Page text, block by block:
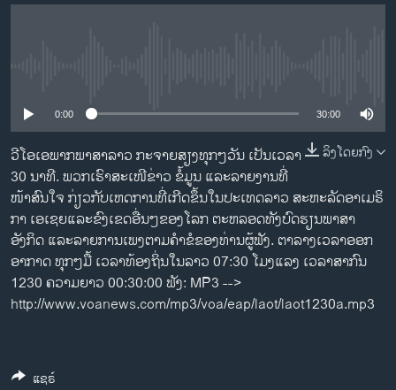
ຊຸມຊົນຊາວລາວ
ວິທະຍາສາດ-ເທັກໂນໂລຈີ
ທຸລະກິດ
ພາສາອັງກິດ
ວີດີໂອ
ສຽງ
ລາຍການກະຈາຍສຽງ
ຕິດຕາມພວກເຮົາ ທີ່
0:00 30:00
ລິງໂດຍກົງ
ວີ​ໂອ​ເອພາກ​ພາສາ​ລາວ​ ກະຈາຍສຽງ​ທຸກໆ​ວັນ ​ເປັນ​ເວລາ
30 ນາທີ. ພວກ​ເຮົາ​ສະ​ເໜີຂ່າວ ຂໍ້​ມູນ ​ແລະ​ລາຍ​ງານ​ທີ່​
ໜ້າ​ສົນ​ໃຈ ກ່ຽວກັບ​​ເຫດການ​​ທີ່​ເກີດ​ຂຶ້ນ​ໃນ​ປະ​ເທດ​ລາວ ສະຫະລັດ​ອ​າ​ເມ​ຣິ​
ກາ ​ເອ​ເຊຍ​ແລະ​ຂົງເຂດ​ອື່ນໆ​ຂອງ​ໂລກ ຕະຫລອດ​ທັງ​ບົດຮຽນ​ພາສາ​
ອັງກິດ ​ແລະ​ລາຍການ​ເພງ​ຕາມ​ຄຳ​ຂໍ​ຂອງ​ທ່ານ​ຜູ້​ຟັງ. ຕາລາງເວລາອອກ
ອາກາດ ທຸກໆມື້ ເວລາທ້ອງຖິ່ນໃນລາວ 07:30 ໂມງແລງ ເວລາສາກົນ
1230 ຄວາມຍາວ 00:30:00 ຟັງ: MP3 -->
http://www.voanews.com/mp3/voa/eap/laot/laot1230a.mp3
ແຊຣ໌